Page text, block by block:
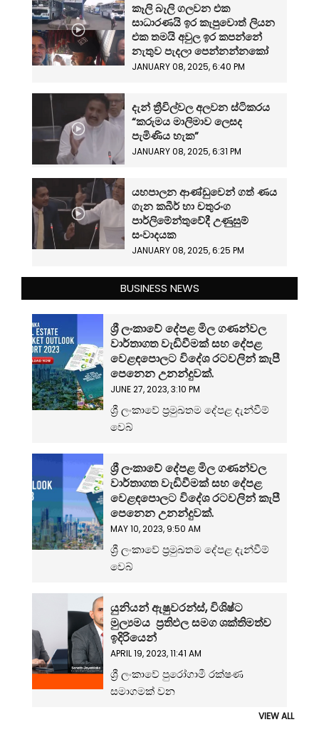
කෑලි බෑලි ගලවන එක
සාධාරණයි ඉර කැපුවොත් ලියන
එක තමයි අවුල ඉර කපන්නේ
නැතුව පැදලා පෙන්නන්නකෝ
JANUARY 08, 2025, 6:40 PM
දැන් ත්‍රීවිල්වල අලවන ස්ටිකරය
“කරුමය මාලිමාව ලෙසද
පැමිණිය හැක”
JANUARY 08, 2025, 6:31 PM
යහපාලන ආණ්ඩුවෙන් ගත් ණය
ගැන කබීර් හා චතුරංග
පාර්ලිමේන්තුවේදී උණුසුම්
සංවාදයක
JANUARY 08, 2025, 6:25 PM
BUSINESS NEWS
ශ්‍රී ලංකාවේ දේපළ මිල ගණන්වල
වාර්තාගත වැඩිවීමක් සහ දේපළ
වෙළඳපොලට විදේශ රටවලින් කැපී
පෙනෙන උනන්දුවක්.
JUNE 27, 2023, 3:10 PM
ශ්‍රී ලංකාවේ ප්‍රමුඛතම දේපළ දැන්වීම්
වෙබ්
ශ්‍රී ලංකාවේ දේපළ මිල ගණන්වල
වාර්තාගත වැඩිවීමක් සහ දේපළ
වෙළඳපොලට විදේශ රටවලින් කැපී
පෙනෙන උනන්දුවක්.
MAY 10, 2023, 9:50 AM
ශ්‍රී ලංකාවේ ප්‍රමුඛතම දේපළ දැන්වීම්
වෙබ්
යුනියන් ඇෂුවරන්ස්, විශිෂ්ට
මුල්‍යමය ප්‍රතිඵල සමග ශක්තිමත්ව
ඉදිරියෙන්
APRIL 19, 2023, 11:41 AM
ශ්‍රී ලංකාවේ පුරෝගාමී රක්ෂණ
සමාගමක් වන
VIEW ALL